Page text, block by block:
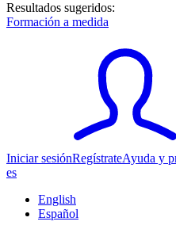
Resultados sugeridos:
Formación a medida
Iniciar sesiónRegístrateAyuda y
es
English
Español